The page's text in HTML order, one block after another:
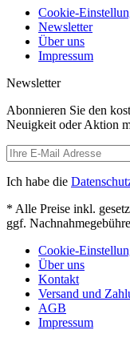
Cookie-
Newsletter
Über uns
Impressum
Newsletter
Abonnieren Sie den
Neuigkeit oder Aktion
Ich habe die
* Alle Preise inkl.
ggf.
Cookie-
Über uns
Kontakt
Versand und
AGB
Impressum